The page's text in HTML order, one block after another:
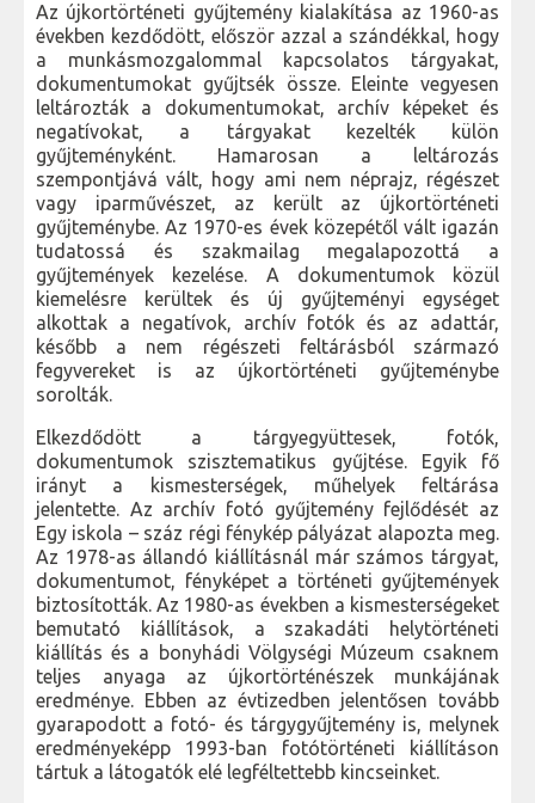
Az újkortörténeti gyűjtemény kialakítása az 1960-as
években kezdődött, először azzal a szándékkal, hogy
a munkásmozgalommal kapcsolatos tárgyakat,
dokumentumokat gyűjtsék össze. Eleinte vegyesen
leltározták a dokumentumokat, archív képeket és
negatívokat, a tárgyakat kezelték külön
gyűjteményként. Hamarosan a leltározás
szempontjává vált, hogy ami nem néprajz, régészet
vagy iparművészet, az került az újkortörténeti
gyűjteménybe. Az 1970-es évek közepétől vált igazán
tudatossá és szakmailag megalapozottá a
gyűjtemények kezelése. A dokumentumok közül
kiemelésre kerültek és új gyűjteményi egységet
alkottak a negatívok, archív fotók és az adattár,
később a nem régészeti feltárásból származó
fegyvereket is az újkortörténeti gyűjteménybe
sorolták.
Elkezdődött a tárgyegyüttesek, fotók,
dokumentumok szisztematikus gyűjtése. Egyik fő
irányt a kismesterségek, műhelyek feltárása
jelentette. Az archív fotó gyűjtemény fejlődését az
Egy iskola – száz régi fénykép pályázat alapozta meg.
Az 1978-as állandó kiállításnál már számos tárgyat,
dokumentumot, fényképet a történeti gyűjtemények
biztosították. Az 1980-as években a kismesterségeket
bemutató kiállítások, a szakadáti helytörténeti
kiállítás és a bonyhádi Völgységi Múzeum csaknem
teljes anyaga az újkortörténészek munkájának
eredménye. Ebben az évtizedben jelentősen tovább
gyarapodott a fotó- és tárgygyűjtemény is, melynek
eredményeképp 1993-ban fotótörténeti kiállításon
tártuk a látogatók elé legféltettebb kincseinket.